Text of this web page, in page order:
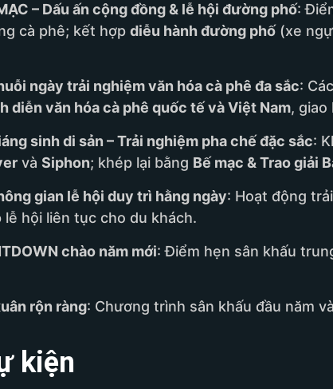
– Dấu ấn cộng đồng & lễ hội đường phố:
cà phê; kết hợp diễu hành đường phố (xe
ngày trải nghiệm văn hóa cà phê đa sắc:
diễn văn hóa cà phê quốc tế và Việt Nam, giao
sinh di sản – Trải nghiệm pha chế đặc sắc:
và Siphon; khép lại bằng Bế mạc & Trao giải
gian lễ hội duy trì hằng ngày: Hoạt động
hội liên tục cho du khách.
chào năm mới: Điểm hẹn sân khấu
rộn ràng: Chương trình sân khấu đầu năm
kiện